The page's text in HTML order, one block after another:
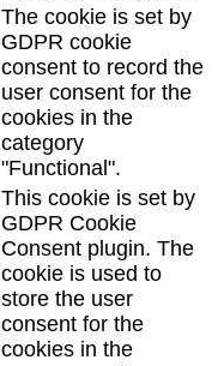
The cookie is set by
GDPR cookie
consent to record the
user consent for the
cookies in the
category
"Functional".
This cookie is set by
GDPR Cookie
Consent plugin. The
cookie is used to
store the user
consent for the
cookies in the